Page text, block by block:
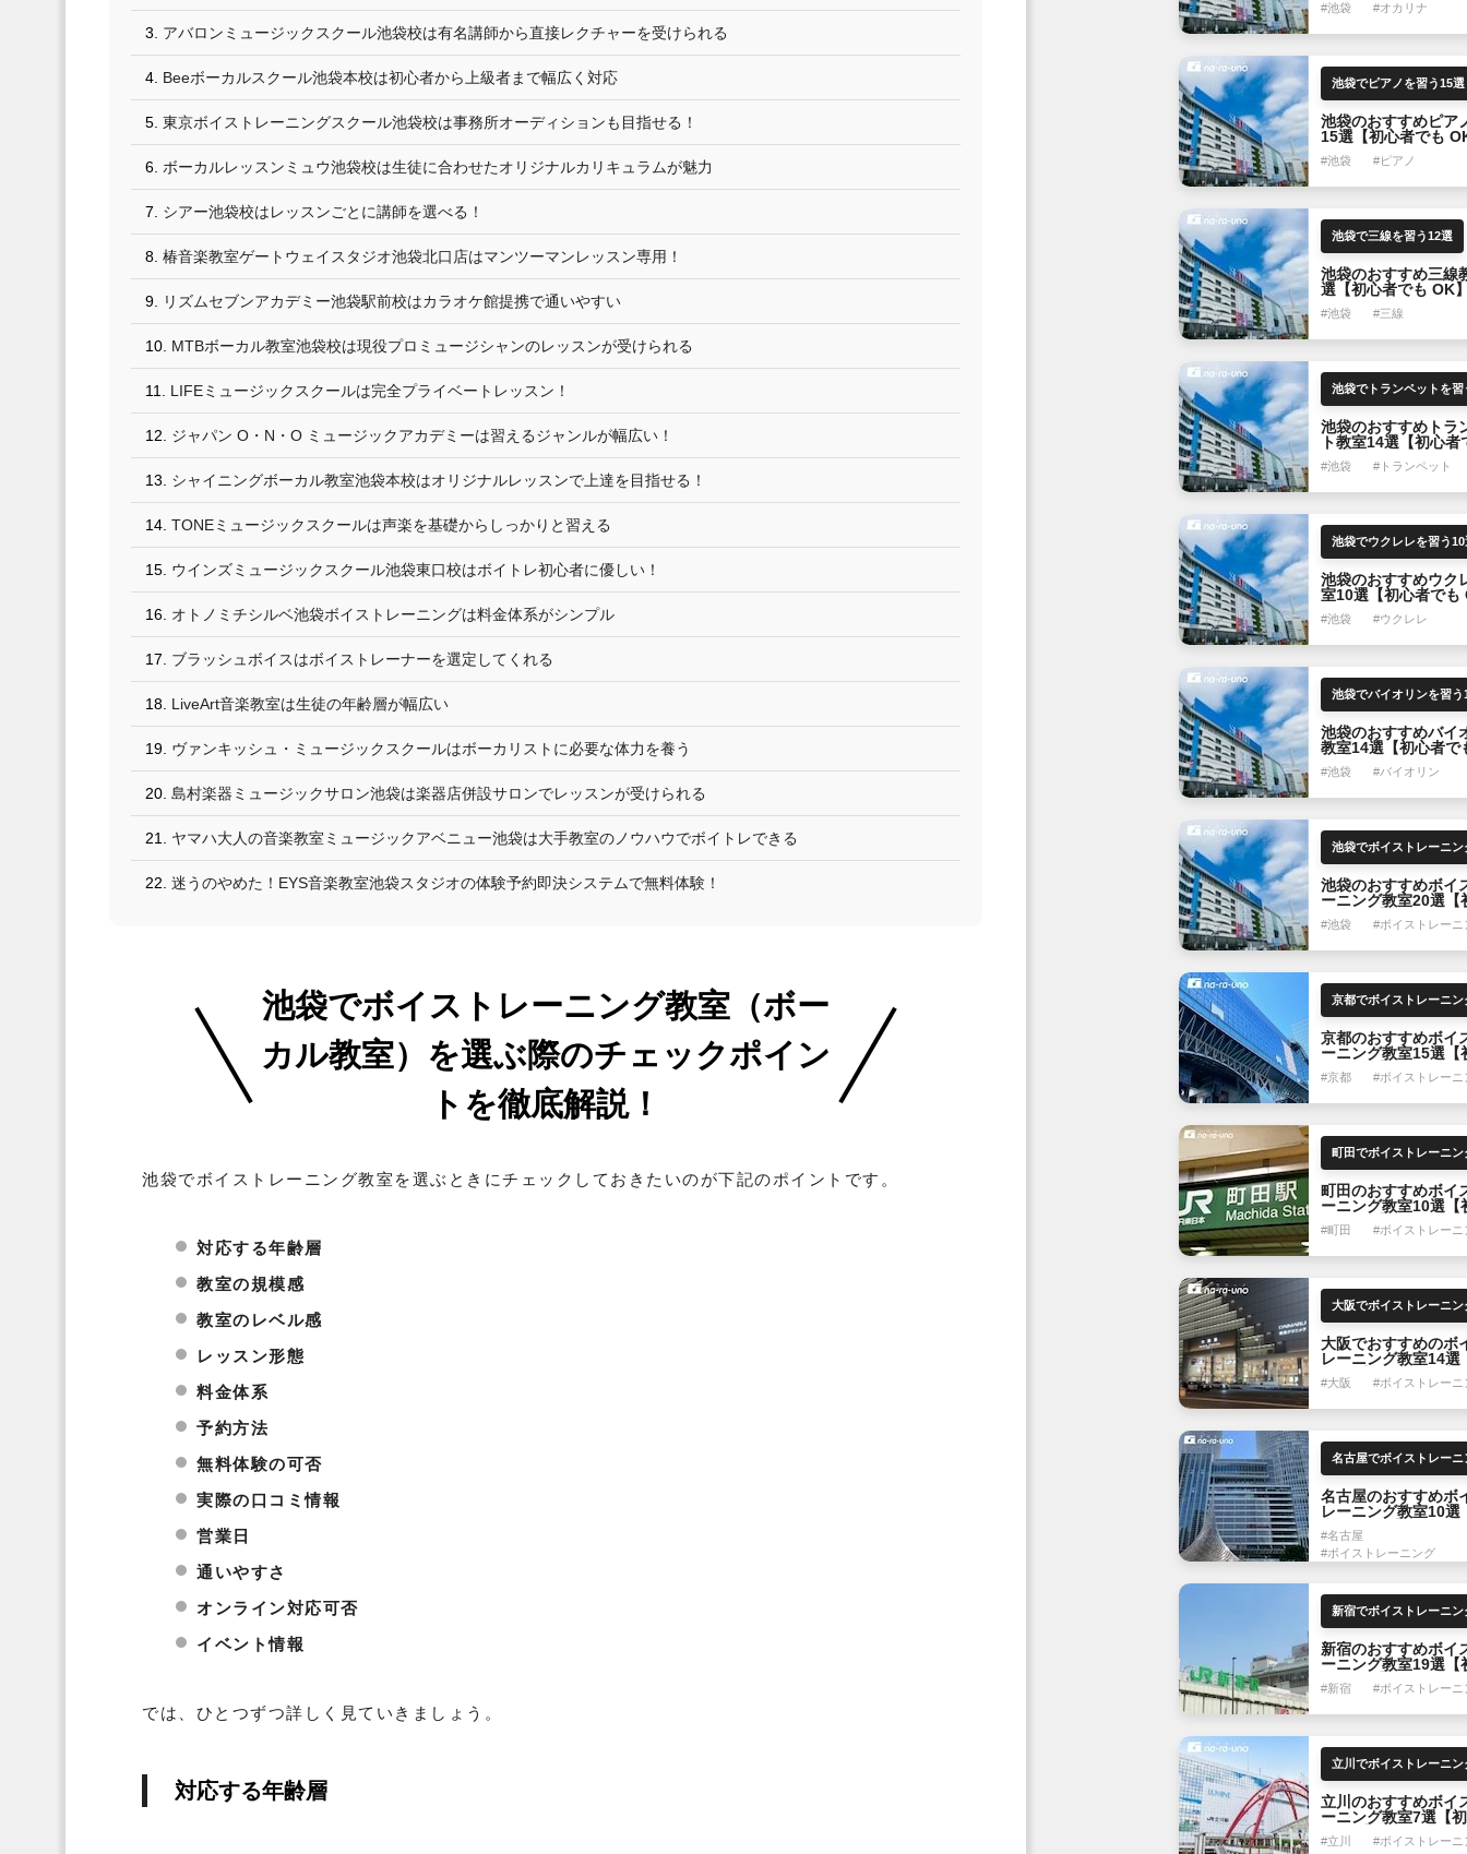
アバロンミュージックスクール池袋校は有名講師から直接レクチャーを受けられる
Beeボーカルスクール池袋本校は初心者から上級者まで幅広く対応
東京ボイストレーニングスクール池袋校は事務所オーディションも目指せる！
ボーカルレッスンミュウ池袋校は生徒に合わせたオリジナルカリキュラムが魅力
シアー池袋校はレッスンごとに講師を選べる！
椿音楽教室ゲートウェイスタジオ池袋北口店はマンツーマンレッスン専用！
リズムセブンアカデミー池袋駅前校はカラオケ館提携で通いやすい
MTBボーカル教室池袋校は現役プロミュージシャンのレッスンが受けられる
LIFEミュージックスクールは完全プライベートレッスン！
ジャパン O・N・O ミュージックアカデミーは習えるジャンルが幅広い！
シャイニングボーカル教室池袋本校はオリジナルレッスンで上達を目指せる！
TONEミュージックスクールは声楽を基礎からしっかりと習える
ウインズミュージックスクール池袋東口校はボイトレ初心者に優しい！
オトノミチシルベ池袋ボイストレーニングは料金体系がシンプル
ブラッシュボイスはボイストレーナーを選定してくれる
LiveArt音楽教室は生徒の年齢層が幅広い
ヴァンキッシュ・ミュージックスクールはボーカリストに必要な体力を養う
島村楽器ミュージックサロン池袋は楽器店併設サロンでレッスンが受けられる
ヤマハ大人の音楽教室ミュージックアベニュー池袋は大手教室のノウハウでボイトレできる
迷うのやめた！EYS音楽教室池袋スタジオの体験予約即決システムで無料体験！
池袋でボイストレーニング教室（ボー
カル教室）を選ぶ際のチェックポイン
トを徹底解説！
池袋でボイストレーニング教室を選ぶときにチェックしておきたいのが下記のポイントです。
対応する年齢層
教室の規模感
教室のレベル感
レッスン形態
料金体系
予約方法
無料体験の可否
実際の口コミ情報
営業日
通いやすさ
オンライン対応可否
イベント情報
では、ひとつずつ詳しく見ていきましょう。
対応する年齢層
#池袋 #オカリナ
池袋でピアノを習う15選
池袋のおすすめピア
15選【初心者でも
#池袋 #ピアノ
池袋で三線を習う12選
池袋のおすすめ三線
選【初心者でも OK
#池袋 #三線
池袋でトランペットを習
池袋のおすすめトラ
ト教室14選【初心者
OK】
#池袋 #トランペット
池袋でウクレレを習う10
池袋のおすすめウク
室10選【初心者でも
#池袋 #ウクレレ
池袋でバイオリンを習う
池袋のおすすめバイ
教室14選【初心者で
OK】
#池袋 #バイオリン
池袋のおすすめボイ
ーニング教室20選【
でも OK】
#池袋 #ボイストレーニ
京都のおすすめボイ
ーニング教室15選【
でも OK】
#京都 #ボイストレーニ
町田のおすすめボイ
ーニング教室10選【
でも OK】
#町田 #ボイストレーニ
大阪でおすすめのボ
レーニング教室14選
からプロを目指す方
#大阪 #ボイストレーニ
名古屋のおすすめボ
レーニング教室10選
者でも OK】
#名古屋
#ボイストレーニング
新宿のおすすめボイ
ーニング教室19選【
でも OK】
#新宿 #ボイストレーニ
立川のおすすめボイ
ーニング教室7選【
も OK】
#立川 #ボイストレーニ